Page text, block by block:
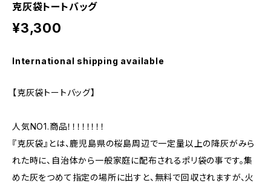
克灰袋トートバッグ
¥3,300
International shipping available
【克灰袋トートバッグ】
人気NO1.商品！！！！！！！！
『克灰袋』とは、鹿児島県の桜島周辺で一定量以上の降灰がみら
れた時に、自治体から一般家庭に配布されるポリ袋の事です。集
めた灰をつめて指定の場所に出すと、無料で回収されますが、火